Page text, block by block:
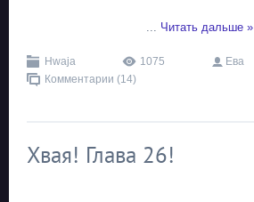
... Читать дальше »
Hwaja 1075 Ева
Комментарии (14)
Хвая! Глава 26!